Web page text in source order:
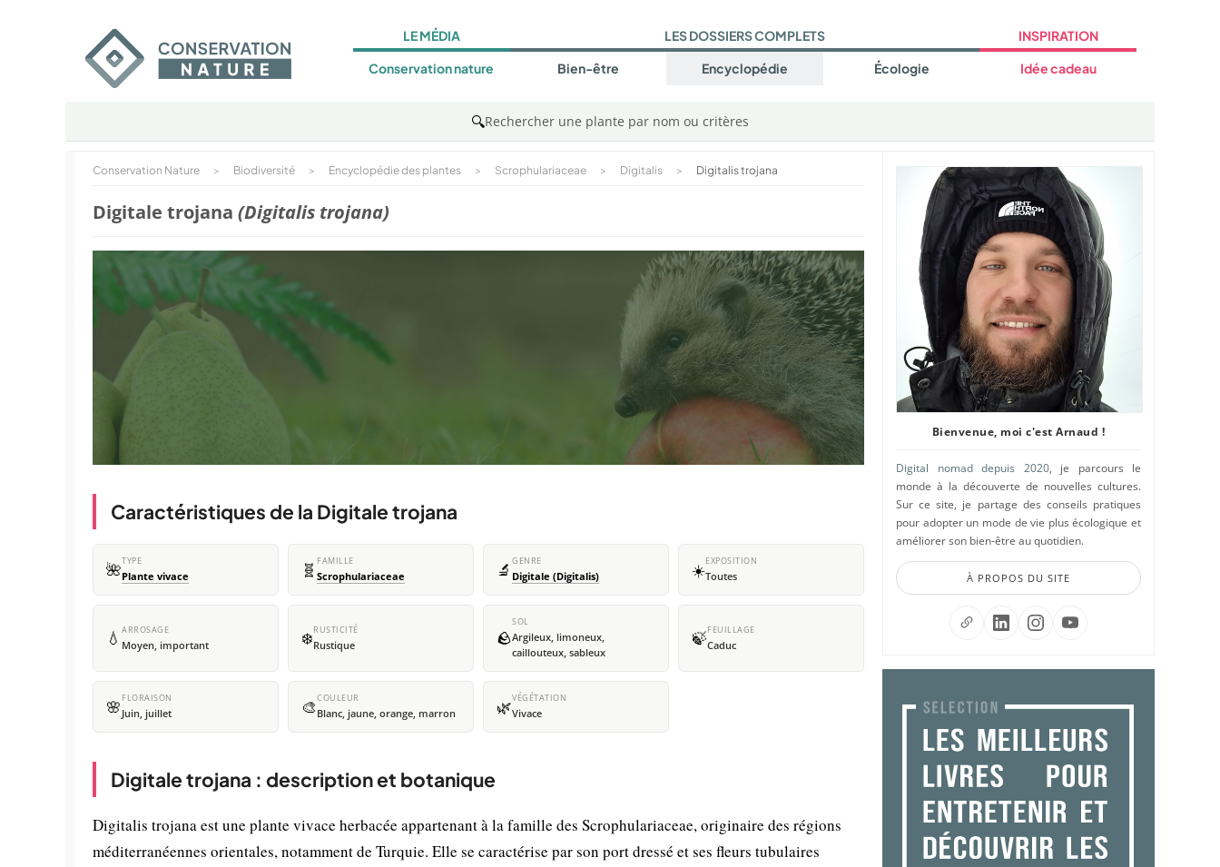
LE MÉDIA
Conservation nature
LES DOSSIERS COMPLETS
Bien-être Encyclopédie Écologie
INSPIRATION
Idée cadeau
🔍Rechercher une plante par nom ou critères
Conservation Nature > Biodiversité > Encyclopédie des plantes > Scrophulariaceae > Digitalis > Digitalis trojana
Digitale trojana (Digitalis trojana)
Caractéristiques de la Digitale trojana
🌺TYPE
Plante vivace 🧬 FAMILLE
Scrophulariaceae 🔬 GENRE
Digitale (Digitalis) ☀️EXPOSITION
Toutes
💧 ARROSAGE
Moyen, important ❄️RUSTICITÉ
Rustique 🪨
SOL
Argileux, limoneux,
caillouteux, sableux
🍃FEUILLAGE
Caduc
🌸 FLORAISON
Juin, juillet 🎨COULEUR
Blanc, jaune, orange, marron 🌿VÉGÉTATION
Vivace
Digitale trojana : description et botanique
Digitalis trojana est une plante vivace herbacée appartenant à la famille des Scrophulariaceae, originaire des régions
méditerranéennes orientales, notamment de Turquie. Elle se caractérise par son port dressé et ses fleurs tubulaires
Bienvenue, moi c'est Arnaud !
Digital nomad depuis 2020, je parcours le
monde à la découverte de nouvelles cultures.
Sur ce site, je partage des conseils pratiques
pour adopter un mode de vie plus écologique et
améliorer son bien-être au quotidien.
À PROPOS DU SITE